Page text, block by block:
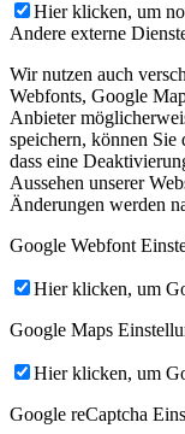
Hier klicken, um
Andere externe
Wir nutzen auch
Webfonts, Google
Anbieter
speichern, können Sie
dass eine
Aussehen unserer
Änderungen werden
Google Webfont
Hier klicken, um
Google Maps
Hier klicken, um
Google reCaptcha